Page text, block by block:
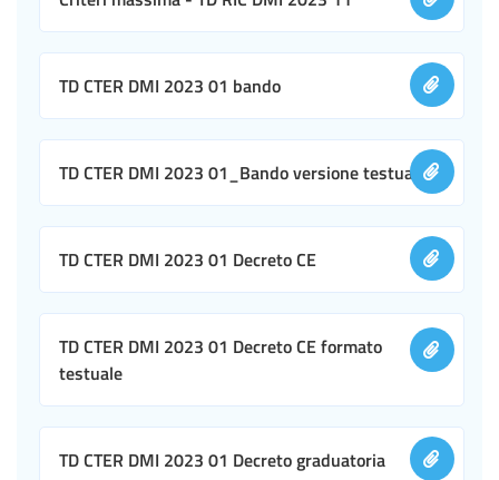
TD CTER DMI 2023 01 bando
TD CTER DMI 2023 01_Bando versione testuale
TD CTER DMI 2023 01 Decreto CE
TD CTER DMI 2023 01 Decreto CE formato
testuale
TD CTER DMI 2023 01 Decreto graduatoria